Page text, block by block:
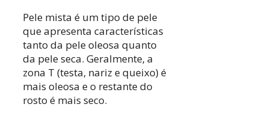
Pele mista é um tipo de pele
que apresenta características
tanto da pele oleosa quanto
da pele seca. Geralmente, a
zona T (testa, nariz e queixo) é
mais oleosa e o restante do
rosto é mais seco.